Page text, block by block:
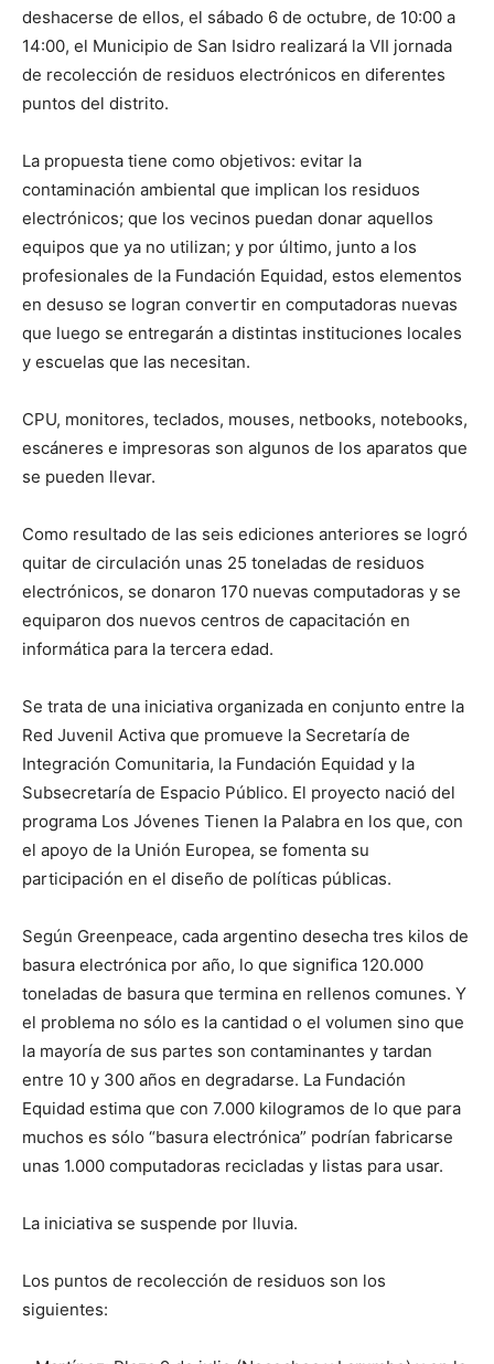
deshacerse de ellos, el sábado 6 de octubre, de 10:00 a
14:00, el Municipio de San Isidro realizará la VII jornada
de recolección de residuos electrónicos en diferentes
puntos del distrito.
La propuesta tiene como objetivos: evitar la
contaminación ambiental que implican los residuos
electrónicos; que los vecinos puedan donar aquellos
equipos que ya no utilizan; y por último, junto a los
profesionales de la Fundación Equidad, estos elementos
en desuso se logran convertir en computadoras nuevas
que luego se entregarán a distintas instituciones locales
y escuelas que las necesitan.
CPU, monitores, teclados, mouses, netbooks, notebooks,
escáneres e impresoras son algunos de los aparatos que
se pueden llevar.
Como resultado de las seis ediciones anteriores se logró
quitar de circulación unas 25 toneladas de residuos
electrónicos, se donaron 170 nuevas computadoras y se
equiparon dos nuevos centros de capacitación en
informática para la tercera edad.
Se trata de una iniciativa organizada en conjunto entre la
Red Juvenil Activa que promueve la Secretaría de
Integración Comunitaria, la Fundación Equidad y la
Subsecretaría de Espacio Público. El proyecto nació del
programa Los Jóvenes Tienen la Palabra en los que, con
el apoyo de la Unión Europea, se fomenta su
participación en el diseño de políticas públicas.
Según Greenpeace, cada argentino desecha tres kilos de
basura electrónica por año, lo que significa 120.000
toneladas de basura que termina en rellenos comunes. Y
el problema no sólo es la cantidad o el volumen sino que
la mayoría de sus partes son contaminantes y tardan
entre 10 y 300 años en degradarse. La Fundación
Equidad estima que con 7.000 kilogramos de lo que para
muchos es sólo “basura electrónica” podrían fabricarse
unas 1.000 computadoras recicladas y listas para usar.
La iniciativa se suspende por lluvia.
Los puntos de recolección de residuos son los
siguientes: